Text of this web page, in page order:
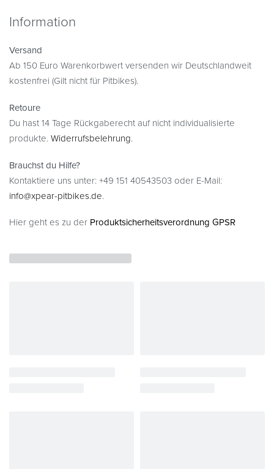
Information
Versand
Ab 150 Euro Warenkorbwert versenden wir Deutschlandweit
kostenfrei (Gilt nicht für Pitbikes).
Retoure
Du hast 14 Tage Rückgaberecht auf nicht individualisierte
produkte. Widerrufsbelehrung.
Brauchst du Hilfe?
Kontaktiere uns unter: +49 151 40543503 oder E-Mail:
info@xpear-pitbikes.de.
Hier geht es zu der Produktsicherheitsverordnung GPSR